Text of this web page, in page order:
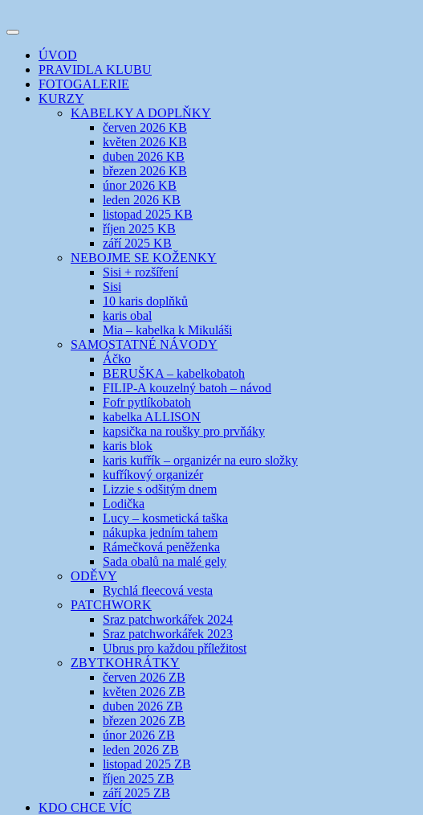
k
webuEVIKLUB
šicí klub
Toggle
navigation
ÚVOD
PRAVIDLA KLUBU
FOTOGALERIE
KURZY
KABELKY A DOPLŇKY
červen 2026 KB
květen 2026 KB
duben 2026 KB
březen 2026 KB
únor 2026 KB
leden 2026 KB
listopad 2025 KB
říjen 2025 KB
září 2025 KB
NEBOJME SE KOŽENKY
Sisi + rozšíření
Sisi
10 karis doplňků
karis obal
Mia – kabelka k Mikuláši
SAMOSTATNÉ NÁVODY
Áčko
BERUŠKA – kabelkobatoh
FILIP-A kouzelný batoh – návod
Fofr pytlíkobatoh
kabelka ALLISON
kapsička na roušky pro prvňáky
karis blok
karis kufřík – organizér na euro složky
kufříkový organizér
Lizzie s odšitým dnem
Lodička
Lucy – kosmetická taška
nákupka jedním tahem
Rámečková peněženka
Sada obalů na malé gely
ODĚVY
Rychlá fleecová vesta
PATCHWORK
Sraz patchworkářek 2024
Sraz patchworkářek 2023
Ubrus pro každou příležitost
ZBYTKOHRÁTKY
červen 2026 ZB
květen 2026 ZB
duben 2026 ZB
březen 2026 ZB
únor 2026 ZB
leden 2026 ZB
listopad 2025 ZB
říjen 2025 ZB
září 2025 ZB
KDO CHCE VÍC